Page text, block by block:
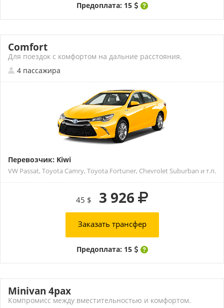
Предоплата: 15
Comfort
Для поездок с комфортом на дальние расстояния.
4 пассажира
Перевозчик: Kiwi
VW Passat, Toyota Camry, Toyota Fortuner, Chevrolet Suburban и т.п.
45 $ 3 926
Заказать трансфер
Предоплата: 15
Minivan 4pax
Компромисс между вместительностью и комфортом.